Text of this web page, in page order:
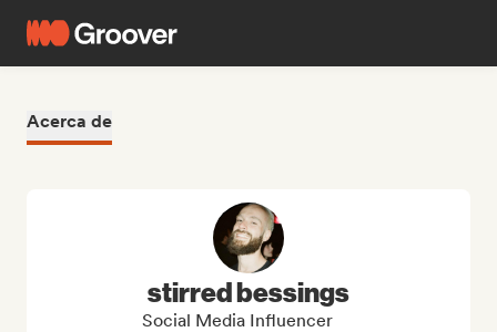
Acerca de
stirred bessings
Social Media Influencer